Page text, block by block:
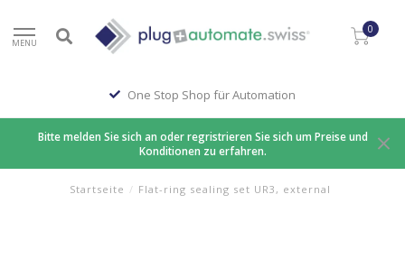
MENU
0
One Stop Shop für Automation
Bitte melden Sie sich an oder regristrieren Sie sich um Preise und
Konditionen zu erfahren.
Startseite / Flat-ring sealing set UR3, external